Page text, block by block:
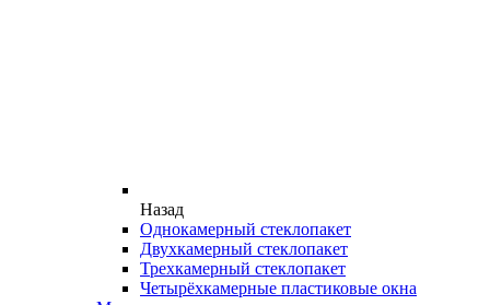
Назад
Однокамерный стеклопакет
Двухкамерный стеклопакет
Трехкамерный стеклопакет
Четырёхкамерные пластиковые окна